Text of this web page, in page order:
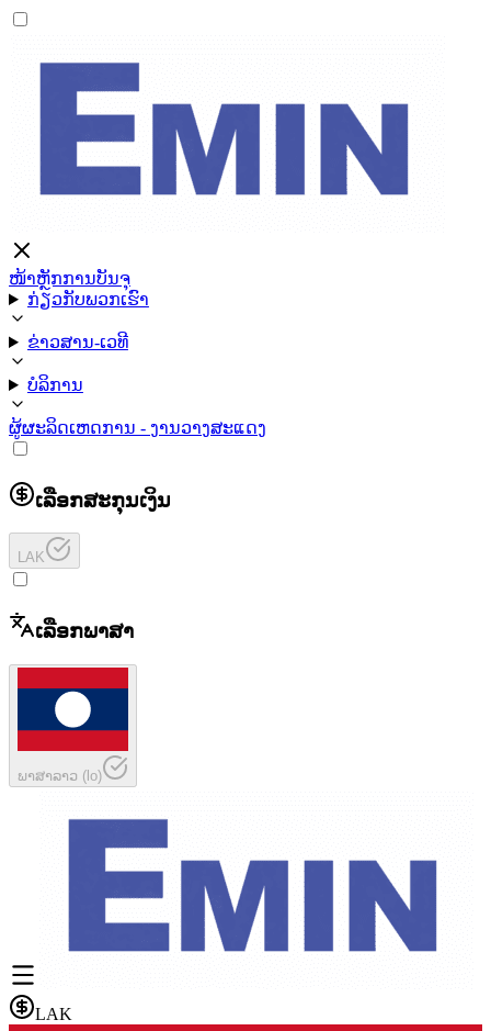
ໜ້າຫຼັກການບັນຈຸ
ກ່ຽວກັບພວກເຮົາ
ຂ່າວສານ-ເວທີ
ບໍລິການ
ຜູ້ຜະລິດເຫດການ - ງານວາງສະແດງ
ເລືອກສະກຸນເງິນ
LAK
ເລືອກພາສາ
ພາສາລາວ (lo)
LAK